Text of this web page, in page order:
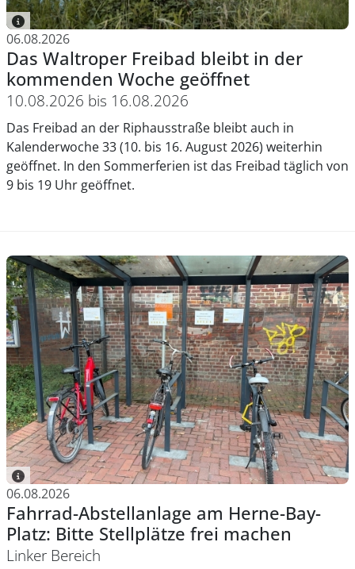
06.08.2026
Das Waltroper Freibad bleibt in der
kommenden Woche geöffnet
10.08.2026 bis 16.08.2026
Das Freibad an der Riphausstraße bleibt auch in
Kalenderwoche 33 (10. bis 16. August 2026) weiterhin
geöffnet. In den Sommerferien ist das Freibad täglich von
9 bis 19 Uhr geöffnet.
06.08.2026
Fahrrad-Abstellanlage am Herne-Bay-
Platz: Bitte Stellplätze frei machen
Linker Bereich